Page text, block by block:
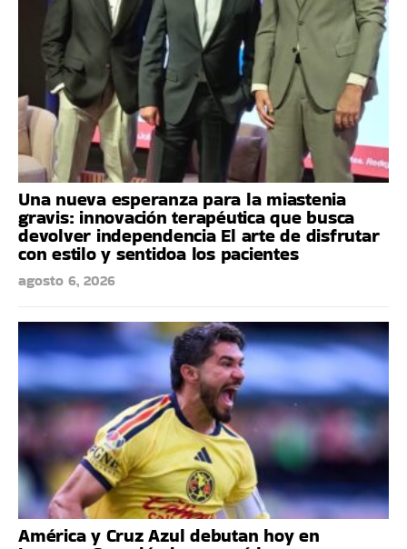
Una nueva esperanza para la miastenia
gravis: innovación terapéutica que busca
devolver independencia El arte de disfrutar
con estilo y sentidoa los pacientes
agosto 6, 2026
América y Cruz Azul debutan hoy en